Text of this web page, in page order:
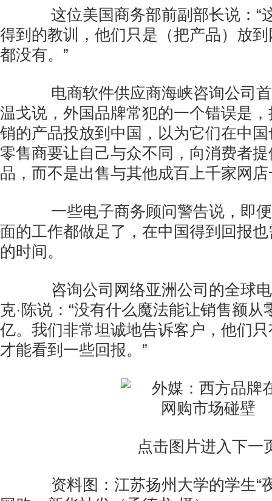
这位美国商务部前副部长说：“
得到的教训，他们只是（把产品）放
都没有。”
电商软件供应商海峡咨询公司首
温戈说，外国品牌常犯的一个错误是
销的产品投放到中国，以为它们在中
零售商要让自己与众不同，向消费者
品，而不是出售与其他成百上千家网
一些电子商务顾问警告说，即便
面的工作都做足了，在中国得到回报
的时间。
咨询公司网络亚洲公司的全球电
克·陈说：“没有什么魔法能让销售额从
亿。我们非常坦诚地告诉客户，他们
才能看到一些回报。”
点击图片进入下一
资料图：江苏扬州大学的学生“